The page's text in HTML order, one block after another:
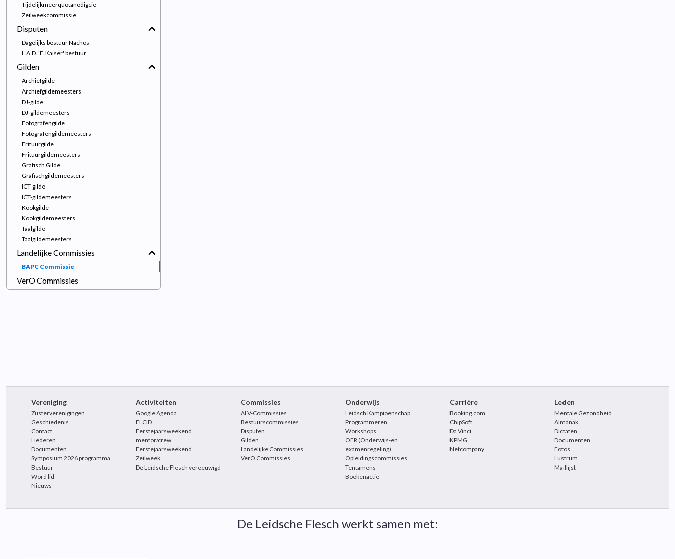
Tijdelijkmeerquotanodigcie
Zeilweekcommissie
Disputen
Dagelijks bestuur Nachos
L.A.D. 'F. Kaiser' bestuur
Gilden
Archiefgilde
Archiefgildemeesters
DJ-gilde
DJ-gildemeesters
Fotografengilde
Fotografengildemeesters
Frituurgilde
Frituurgildemeesters
Grafisch Gilde
Grafischgildemeesters
ICT-gilde
ICT-gildemeesters
Kookgilde
Kookgildemeesters
Taalgilde
Taalgildemeesters
Landelijke Commissies
BAPC Commissie
VerO Commissies
Vereniging
Zusterverenigingen
Geschiedenis
Contact
Liederen
Documenten
Symposium 2026 programma
Bestuur
Word lid
Nieuws
Activiteiten
Google Agenda
ELCID
Eerstejaarsweekend
mentor/crew
Eerstejaarsweekend
Zeilweek
De Leidsche Flesch vereeuwigd
Commissies
ALV-Commissies
Bestuurscommissies
Disputen
Gilden
Landelijke Commissies
VerO Commissies
Onderwijs
Leidsch Kampioenschap
Programmeren
Workshops
OER (Onderwijs-en
examenregeling)
Opleidingscommissies
Tentamens
Boekenactie
Carrière
Booking.com
ChipSoft
Da Vinci
KPMG
Netcompany
Leden
Mentale Gezondheid
Almanak
Dictaten
Documenten
Fotos
Lustrum
Maillijst
De Leidsche Flesch werkt samen met: